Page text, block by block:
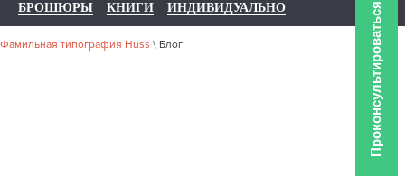
БРОШЮРЫ
КНИГИ ИНДИВИДУАЛЬНО
Фамильная типография Huss \ Блог Проконсультироваться